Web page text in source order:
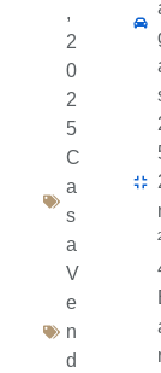
,
2
0
2
5
C
a
s
a
V
e
n
d